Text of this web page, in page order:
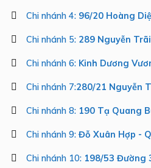
Chi nhánh 4: 96/20 Hoàng
Chi nhánh 5: 289 Nguyễn
Chi nhánh 6: Kinh Dương
Chi nhánh 7:280/21 Nguyễn
Chi nhánh 8: 190 Tạ Quang
Chi nhánh 9: Đỗ Xuân Hợp -
Chi nhánh 10: 198/53 Đường